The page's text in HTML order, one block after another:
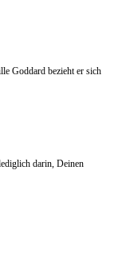
Goddard bezieht er sich
darin, Deinen